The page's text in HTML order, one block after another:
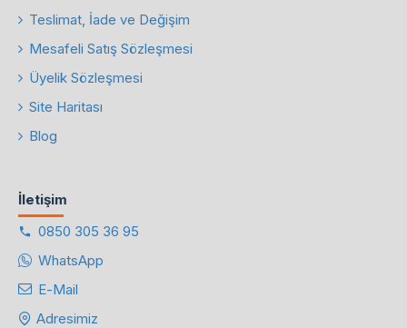
Teslimat, İade ve Değişim
Mesafeli Satış Sözleşmesi
Üyelik Sözleşmesi
Site Haritası
Blog
İletişim
0850 305 36 95
WhatsApp
E-Mail
Adresimiz